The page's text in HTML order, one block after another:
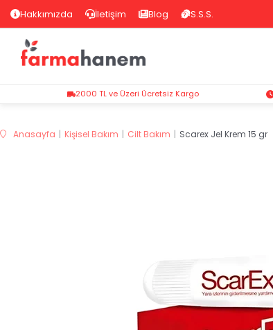
Hakkımızda İletişim Blog S.S.S.
2000 TL ve Üzeri Ücretsiz Kargo
Anasayfa Kişisel Bakım Cilt Bakım Scarex Jel Krem 15 gr